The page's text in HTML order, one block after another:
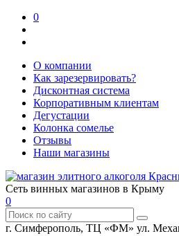
0
О компании
Как зарезервировать?
Дисконтная система
Корпоративным клиентам
Дегустации
Колонка сомелье
Отзывы
Наши магазины
Сеть винных магазинов в Крыму
0
г. Симферополь, ТЦ «ФМ» ул.